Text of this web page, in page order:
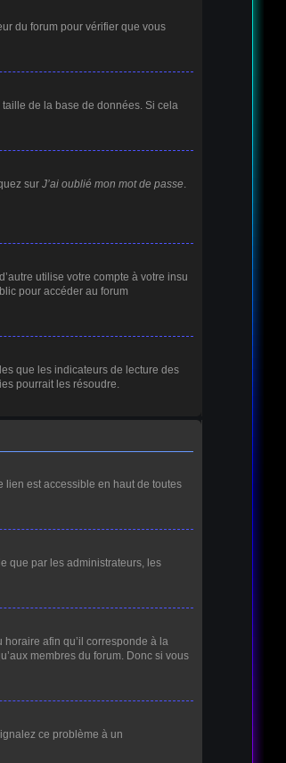
du forum pour vérifier que vous
de la base de données. Si cela
sur J’ai oublié mon mot de passe.
utilise votre compte à votre insu
pour accéder au forum
que les indicateurs de lecture des
pourrait les résoudre.
est accessible en haut de toutes
que par les administrateurs, les
afin qu’il corresponde à la
membres du forum. Donc si vous
ce problème à un